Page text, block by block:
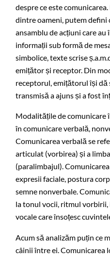
despre ce este
dintre oameni, putem defini
ansamblu de acțiuni care
informații sub formă de
simbolice, texte scrise
emițător și receptor. Din
receptorul, emițătorul își dă
transmisă a ajuns și a fost
Modalitățile de
în comunicare verbală,
Comunicarea verbală se
articulat (vorbirea) și a
(paralimbajul).
expresii faciale, postura
semne nonverbale.
la tonul vocii, ritmul
vocale care însoțesc
Acum să analizăm puțin ce
câinii între ei. Comunicarea